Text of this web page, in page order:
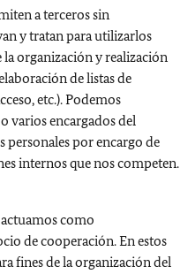
a terceros sin
y tratan para utilizarlos
organización y realización
de listas de
etc.). Podemos
varios encargados del
por encargo de
internos que nos competen.
como
de cooperación. En estos
fines de la organización del